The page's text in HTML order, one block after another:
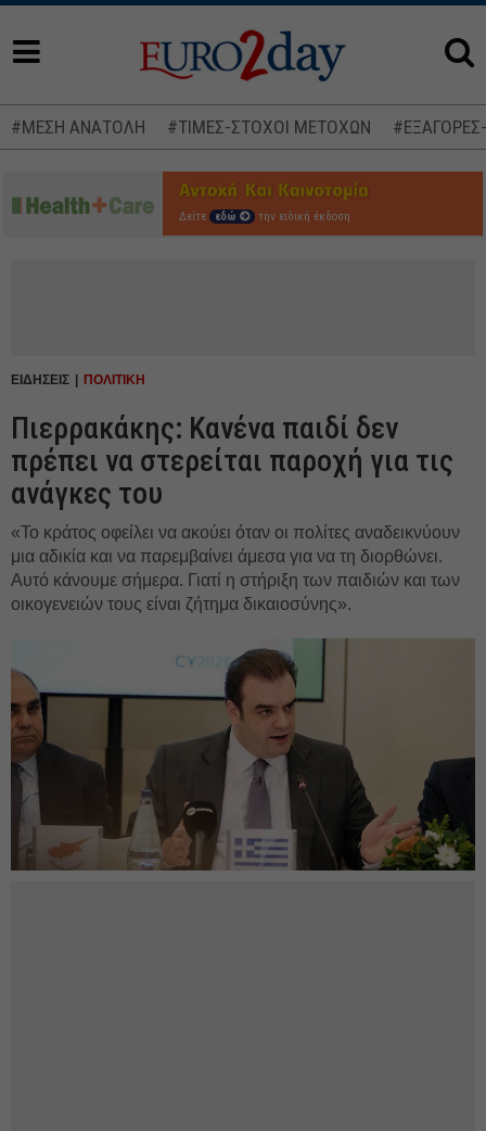
#ΜΕΣΗ ΑΝΑΤΟΛΗ #ΤΙΜΕΣ-ΣΤΟΧΟΙ ΜΕΤΟΧΩΝ
Δείτε εδώ την ειδική έκδοση
ΕΙΔΗΣΕΙΣ ΠΟΛΙΤΙΚΗ
Πιερρακάκης: Κανένα παιδί δεν
πρέπει να στερείται παροχή για τις
ανάγκες του
«Το κράτος οφείλει να ακούει όταν οι πολίτες αναδεικνύουν
μια αδικία και να παρεμβαίνει άμεσα για να τη διορθώνει.
Αυτό κάνουμε σήμερα. Γιατί η στήριξη των παιδιών και των
οικογενειών τους είναι ζήτημα δικαιοσύνης».